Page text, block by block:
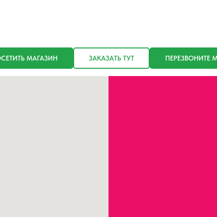
МАГАЗИН ЗАКАЗАТЬ ТУТ ПЕРЕЗВОНИТЕ